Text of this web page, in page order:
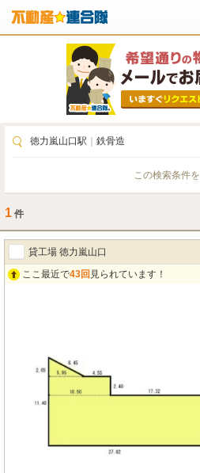
徳力嵐山口駅 鉄骨造
この検索条件を
1 件
貸工場 徳力嵐山口
ここ最近で43回 見られています！